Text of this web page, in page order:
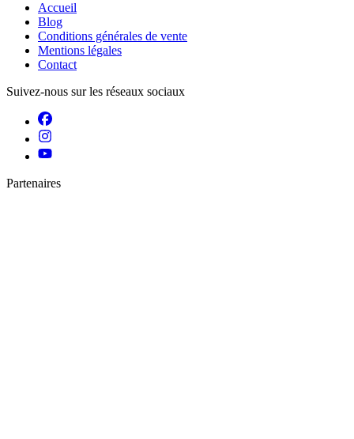
Accueil
Blog
Conditions générales de vente
Mentions légales
Contact
Suivez-nous sur les réseaux sociaux
Partenaires